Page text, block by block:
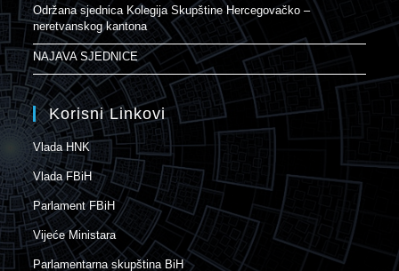
Održana sjednica Kolegija Skupštine Hercegovačko –
neretvanskog kantona
NAJAVA SJEDNICE
Korisni Linkovi
Vlada HNK
Vlada FBiH
Parlament FBiH
Vijeće Ministara
Parlamentarna skupština BiH